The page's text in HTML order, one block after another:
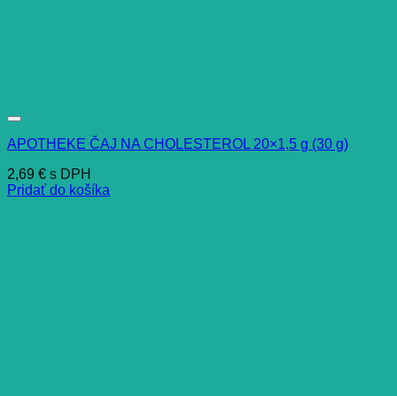
APOTHEKE ČAJ NA CHOLESTEROL 20×1,5 g (30 g)
2,69 € s DPH
Pridať do košíka